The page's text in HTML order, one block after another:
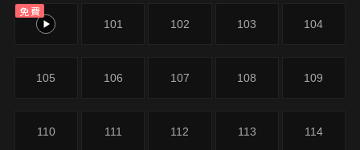
很奇怪…。/最近文治只要外出就想按按鈕。他忍不住
按下了車站售票機的呼叫鈴，給站務員添了麻煩。為
家人都睡著的夜半時分，文治悄悄來到爸爸經營的爸
免費
100 101 102 103 104
105 106 107 108 109
110 111 112 113 114